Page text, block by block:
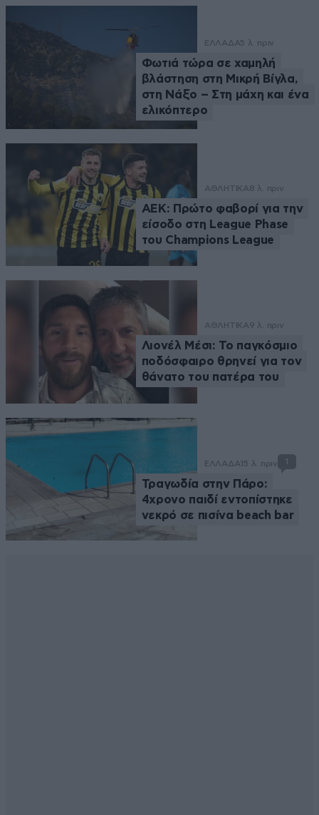
ΕΛΛΑΔΑ5 λ. πριν
Φωτιά τώρα σε χαμηλή
βλάστηση στη Μικρή Βίγλα,
στη Νάξο – Στη μάχη και ένα
ελικόπτερο
ΑΘΛΗΤΙΚΑ8 λ. πριν
ΑΕΚ: Πρώτο φαβορί για την
είσοδο στη League Phase
του Champions League
ΑΘΛΗΤΙΚΑ9 λ. πριν
Λιονέλ Μέσι: Το παγκόσμιο
ποδόσφαιρο θρηνεί για τον
θάνατο του πατέρα του
ΕΛΛΑΔΑ 15 λ. πριν
Τραγωδία στην Πάρο:
4χρονο παιδί εντοπίστηκε
νεκρό σε πισίνα beach bar